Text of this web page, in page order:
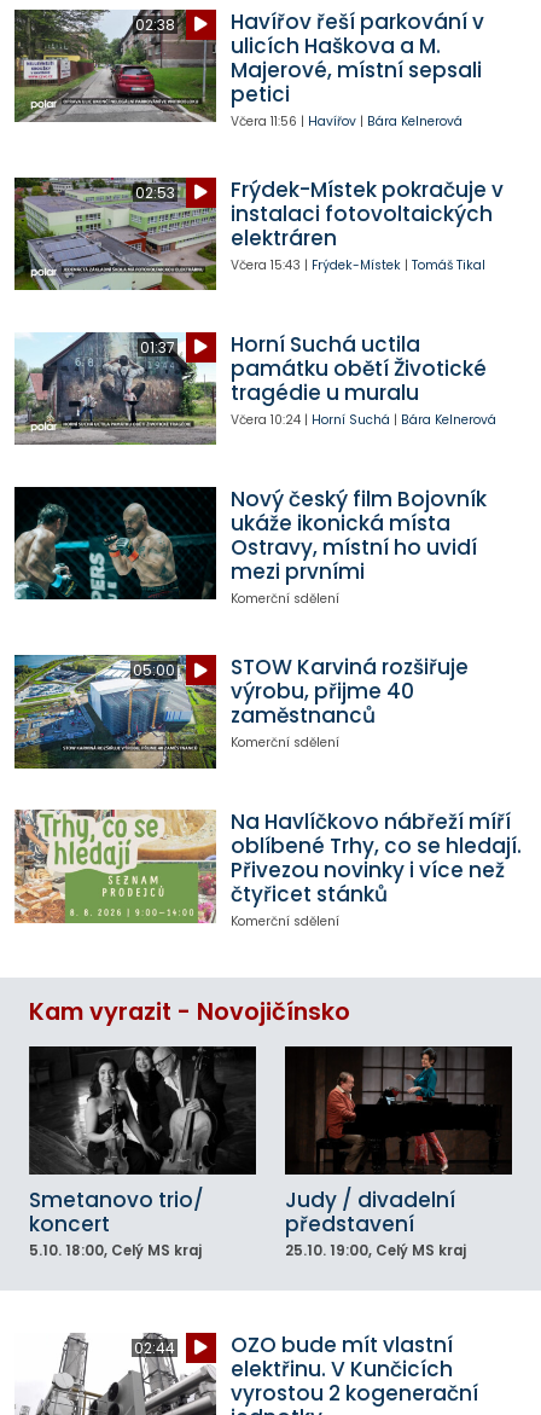
02:38
Havířov řeší parkování v
ulicích Haškova a M.
Majerové, místní sepsali
petici
Včera 11:56 | Havířov| Bára Kelnerová
02:53
Frýdek-Místek pokračuje v
instalaci fotovoltaických
elektráren
Včera 15:43 | Frýdek-Místek| Tomáš Tikal
01:37
Horní Suchá uctila
památku obětí Životické
tragédie u muralu
Včera 10:24| Horní Suchá | Bára Kelnerová
Nový český film Bojovník
ukáže ikonická místa
Ostravy, místní ho uvidí
mezi prvními
Komerční sdělení
05:00
STOW Karviná rozšiřuje
výrobu, přijme 40
zaměstnanců
Komerční sdělení
Na Havlíčkovo nábřeží míří
oblíbené Trhy, co se hledají.
Přivezou novinky i více než
čtyřicet stánků
Komerční sdělení
Kam vyrazit - Novojičínsko
Smetanovo trio/
koncert
5.10. 18:00, Celý MS kraj
Judy / divadelní
představení
25.10. 19:00, Celý MS kraj
02:44
OZO bude mít vlastní
elektřinu. V Kunčicích
vyrostou 2 kogenerační